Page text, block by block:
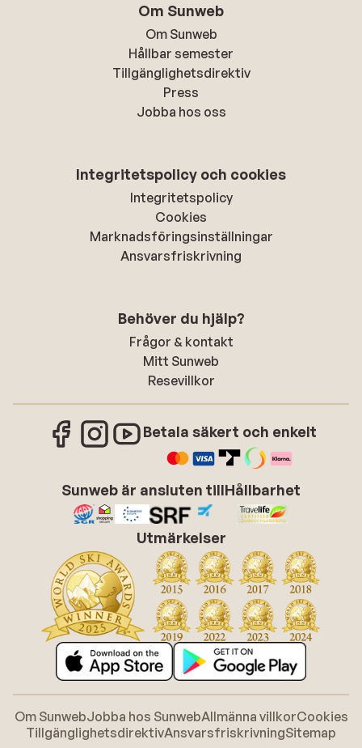
Om Sunweb
Om Sunweb
Hållbar semester
Tillgänglighetsdirektiv
Press
Jobba hos oss
Integritetspolicy och cookies
Integritetspolicy
Cookies
Marknadsföringsinställningar
Ansvarsfriskrivning
Behöver du hjälp?
Frågor & kontakt
Mitt Sunweb
Resevillkor
Betala säkert och enkelt
Sunweb är ansluten tillHållbarhet
Utmärkelser
Om SunwebJobba hos SunwebAllmänna villkorCookies
TillgänglighetsdirektivAnsvarsfriskrivningSitemap